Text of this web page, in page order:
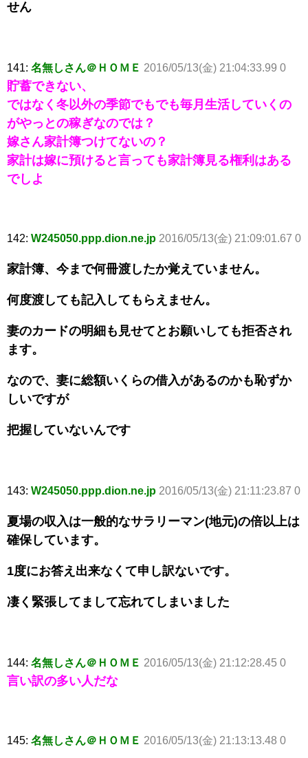
せん
141: 名無しさん＠ＨＯＭＥ 2016/05/13(金) 21:04:33.99 0
貯蓄できない、
ではなく冬以外の季節でもでも毎月生活していくの
がやっとの稼ぎなのでは？
嫁さん家計簿つけてないの？
家計は嫁に預けると言っても家計簿見る権利はある
でしよ
142: W245050.ppp.dion.ne.jp 2016/05/13(金) 21:09:01.67 0
家計簿、今まで何冊渡したか覚えていません。
何度渡しても記入してもらえません。
妻のカードの明細も見せてとお願いしても拒否され
ます。
なので、妻に総額いくらの借入があるのかも恥ずか
しいですが
把握していないんです
143: W245050.ppp.dion.ne.jp 2016/05/13(金) 21:11:23.87 0
夏場の収入は一般的なサラリーマン(地元)の倍以上は
確保しています。
1度にお答え出来なくて申し訳ないです。
凄く緊張してまして忘れてしまいました
144: 名無しさん＠ＨＯＭＥ 2016/05/13(金) 21:12:28.45 0
言い訳の多い人だな
145: 名無しさん＠ＨＯＭＥ 2016/05/13(金) 21:13:13.48 0